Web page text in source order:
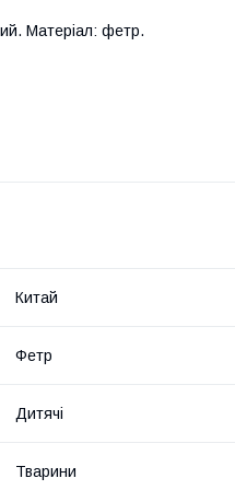
Матеріал: фетр.
Китай
Фетр
Дитячі
Тварини